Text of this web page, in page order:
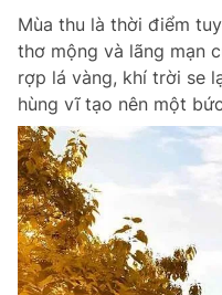
Mùa thu là thời điểm
thơ mộng và lãng mạn
rợp lá vàng, khí trời se
hùng vĩ tạo nên một